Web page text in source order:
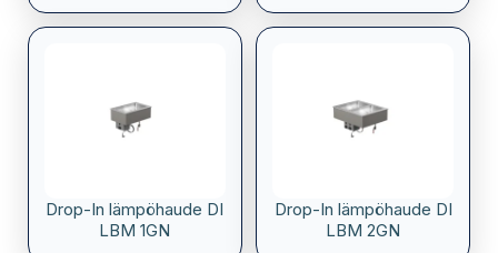
Drop-In lämpöhaude DI
LBM 1GN
Drop-In lämpöhaude DI
LBM 2GN